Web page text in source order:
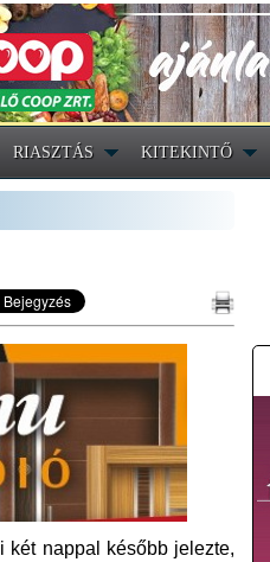
RIASZTÁS KITEKINTŐ
két nappal később jelezte,